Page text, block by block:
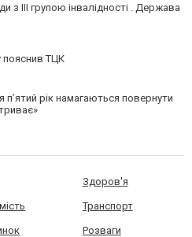
з III групою інвалідності . Держава
пояснив ТЦК
пʼятий рік намагаються повернути
Здоров'я
Транспорт
Розваги